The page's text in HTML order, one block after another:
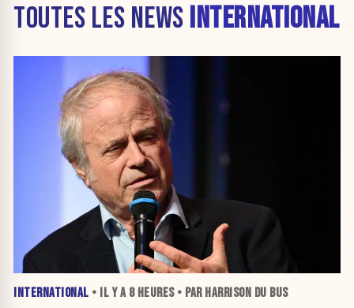
TOUTES LES NEWS INTERNATIONAL
INTERNATIONAL • IL Y A 8 HEURES• PAR HARRISON DU BUS